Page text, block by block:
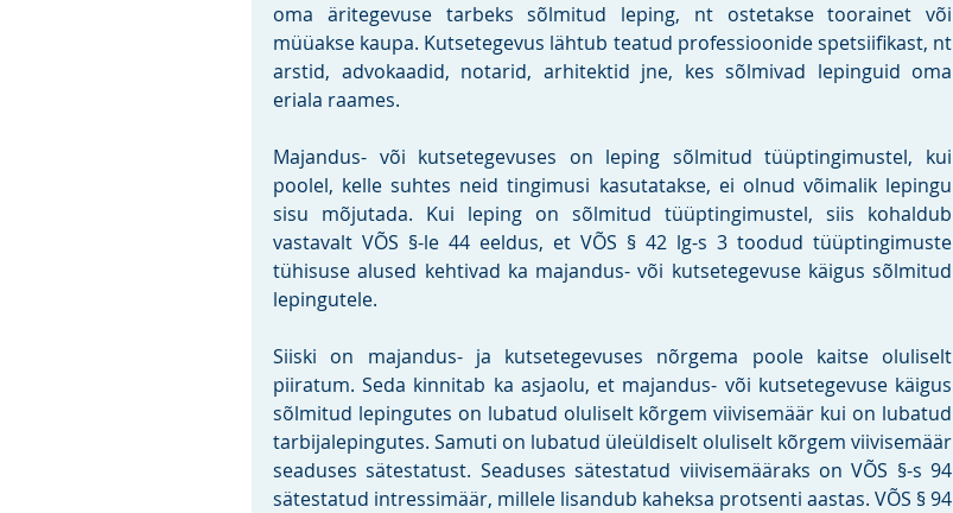
oma äritegevuse tarbeks sõlmitud leping, nt ostetakse toorainet või
müüakse kaupa. Kutsetegevus lähtub teatud professioonide spetsiifikast, nt
arstid, advokaadid, notarid, arhitektid jne, kes sõlmivad lepinguid oma
eriala raames.
Majandus- või kutsetegevuses on leping sõlmitud tüüptingimustel, kui
poolel, kelle suhtes neid tingimusi kasutatakse, ei olnud võimalik lepingu
sisu mõjutada. Kui leping on sõlmitud tüüptingimustel, siis kohaldub
vastavalt VÕS §-le 44 eeldus, et VÕS § 42 lg-s 3 toodud tüüptingimuste
tühisuse alused kehtivad ka majandus- või kutsetegevuse käigus sõlmitud
lepingutele.
Siiski on majandus- ja kutsetegevuses nõrgema poole kaitse oluliselt
piiratum. Seda kinnitab ka asjaolu, et majandus- või kutsetegevuse käigus
sõlmitud lepingutes on lubatud oluliselt kõrgem viivisemäär kui on lubatud
tarbijalepingutes. Samuti on lubatud üleüldiselt oluliselt kõrgem viivisemäär
seaduses sätestatust. Seaduses sätestatud viivisemääraks on VÕS §-s 94
sätestatud intressimäär, millele lisandub kaheksa protsenti aastas. VÕS § 94